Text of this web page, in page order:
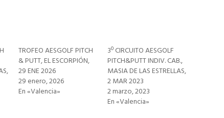
TROFEO AESGOLF PITCH
& PUTT, EL ESCORPIÓN,
29 ENE 2026
29 enero, 2026
En «Valencia»
3º CIRCUITO AESGOLF
PITCH&PUTT INDIV. CAB.,
MASIA DE LAS ESTRELLAS,
2 MAR 2023
2 marzo, 2023
En «Valencia»